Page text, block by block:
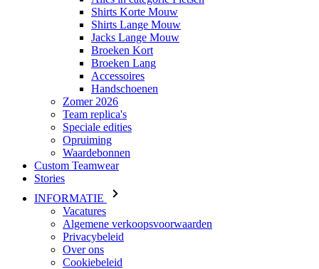
Shirts Korte Mouw
Shirts Lange Mouw
Jacks Lange Mouw
Broeken Kort
Broeken Lang
Accessoires
Handschoenen
Zomer 2026
Team replica's
Speciale edities
Opruiming
Waardebonnen
Custom Teamwear
Stories
INFORMATIE
Vacatures
Algemene verkoopsvoorwaarden
Privacybeleid
Over ons
Cookiebeleid